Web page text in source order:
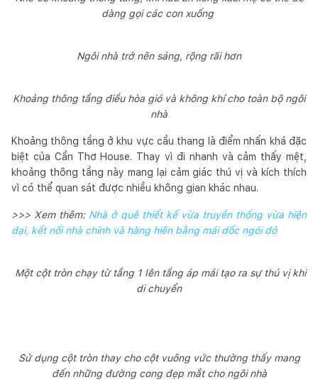
dàng gọi các con xuống
Ngôi nhà trở nên sáng, rộng rãi hơn
Khoảng thông tầng điều hòa gió và không khí cho toàn bộ ngôi
nhà
Khoảng thông tầng ở khu vực cầu thang là điểm nhấn khá đặc
biệt của Cần Thơ House. Thay vì đi nhanh và cảm thấy mệt,
khoảng thông tầng này mang lại cảm giác thú vị và kích thích
vì có thể quan sát được nhiều không gian khác nhau.
>>> Xem thêm: Nhà ở quê thiết kế vừa truyền thống vừa hiện
đại, kết nối nhà chính và hàng hiên bằng mái dốc ngói đỏ
Một cột tròn chạy từ tầng 1 lên tầng áp mái tạo ra sự thú vị khi
di chuyển
Sử dụng cột tròn thay cho cột vuông vức thường thấy mang
đến những đường cong đẹp mắt cho ngôi nhà